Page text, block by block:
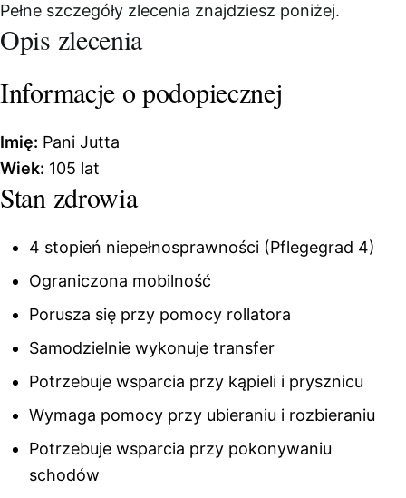
Pełne szczegóły zlecenia znajdziesz poniżej.
Opis zlecenia
Informacje o podopiecznej
Imię: Pani Jutta
Wiek: 105 lat
Stan zdrowia
4 stopień niepełnosprawności (Pflegegrad 4)
Ograniczona mobilność
Porusza się przy pomocy rollatora
Samodzielnie wykonuje transfer
Potrzebuje wsparcia przy kąpieli i prysznicu
Wymaga pomocy przy ubieraniu i rozbieraniu
Potrzebuje wsparcia przy pokonywaniu
schodów